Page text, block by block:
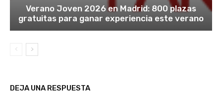
Verano Joven 2026 en Madrid: 800 plazas
gratuitas para ganar experiencia este verano
DEJA UNA RESPUESTA